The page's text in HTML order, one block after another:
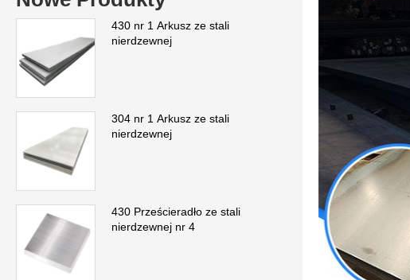
430 nr 1 Arkusz ze stali
nierdzewnej
304 nr 1 Arkusz ze stali
nierdzewnej
430 Prześcieradło ze stali
nierdzewnej nr 4